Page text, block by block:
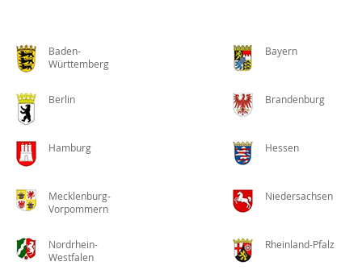
Baden-
Württemberg
Bayern
Berlin Brandenburg
Hamburg Hessen
Mecklenburg-
Vorpommern
Niedersachsen
Nordrhein-
Westfalen
Rheinland-Pfalz